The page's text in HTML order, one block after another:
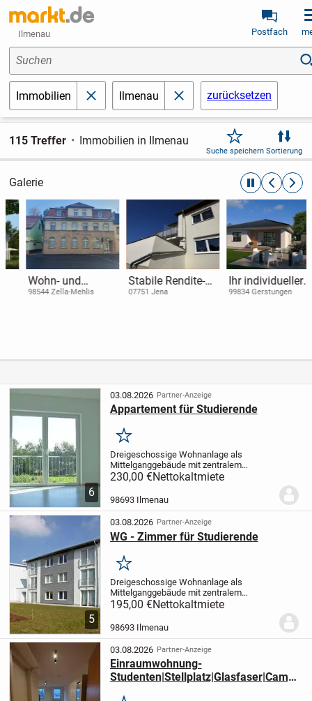
Ilmenau Postfach
Suchen
Immobilien schließenIlmenau schließenzurücksetzen
115 Treffer Immobilien in Ilmenau
Suche speichern Sortierung
Galerie automatische
Wohn- und
Geschäftshaus in
98544 Zella-Mehlis
Stabile Rendite-
Chance: Vier
Baujahr 2015, voll
Wohneinheiten
07751 Jena
Ihr individueller
Bungalow in
99834 Gerstungen
6
03.08.2026 Partner-Anzeige
Appartement für Studierende
Merken
Dreigeschossige Wohnanlage als
Mittelganggebäude mit zentralem
Treppenhaus. Die 12 Appartements
Einzelzimmer mit Miniküche inkl.
230,00 €Nettokaltmiete
98693 Ilmenau
5
03.08.2026 Partner-Anzeige
WG - Zimmer für Studierende
Merken
Dreigeschossige Wohnanlage als
Mittelganggebäude mit zentralem
Treppenhaus. Die 12
Wohngemeinschaften bestehen aus 3
unmöblierten Einzelzimmern mit
Gemeinschaftsraum einschließlich
Miniküche mit...
195,00 €Nettokaltmiete
98693 Ilmenau
03.08.2026 Partner-Anzeige
Einraumwohnung-
Studenten|Stellplatz|Glasfaser|Camp